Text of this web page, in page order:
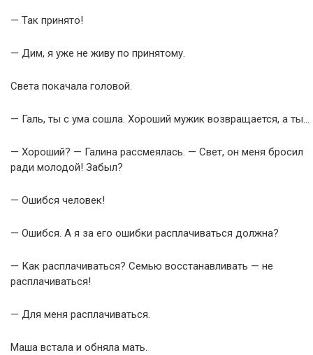
— Так принято!
— Дим, я уже не живу по принятому.
Света покачала головой.
— Галь, ты с ума сошла. Хороший мужик возвращается, а ты…
— Хороший? — Галина рассмеялась. — Свет, он меня бросил
ради молодой! Забыл?
— Ошибся человек!
— Ошибся. А я за его ошибки расплачиваться должна?
— Как расплачиваться? Семью восстанавливать — не
расплачиваться!
— Для меня расплачиваться.
Маша встала и обняла мать.